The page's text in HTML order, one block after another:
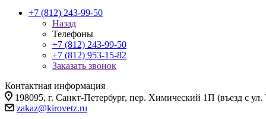
+7 (812) 243-99-50
Назад
Телефоны
+7 (812) 243-99-50
+7 (812) 953-15-82
Заказать звонок
Контактная информация
198095, г. Санкт-Петербург, пер. Химический 1П (въезд с
zakaz@kirovetz.ru